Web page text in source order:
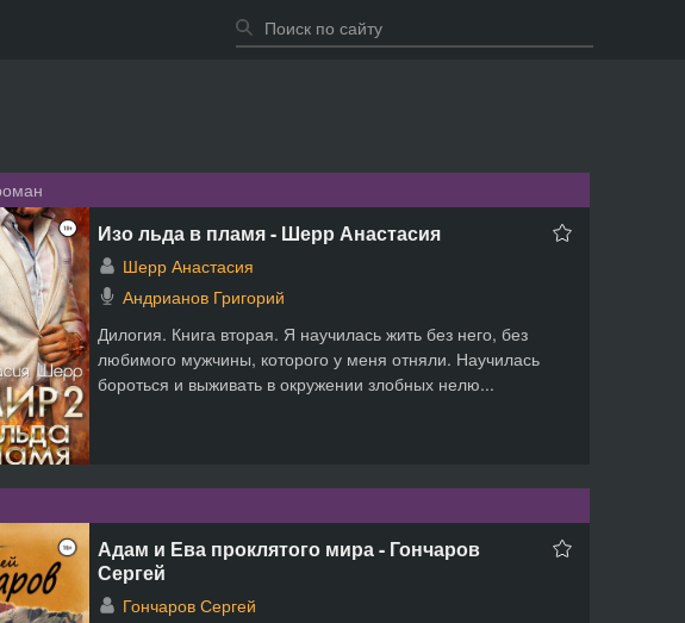
Изо льда в пламя - Шерр Анастасия
Шерр Анастасия
Андрианов Григорий
Дилогия. Книга вторая. Я научилась жить без него, без
любимого мужчины, которого у меня отняли. Научилась
бороться и выживать в окружении злобных нелю...
Адам и Ева проклятого мира - Гончаров
Сергей
Гончаров Сергей